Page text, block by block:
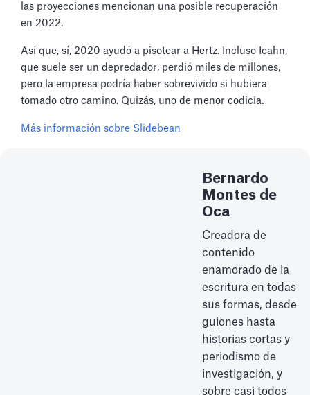
las proyecciones mencionan una posible recuperación
en 2022.
Así que, sí, 2020 ayudó a pisotear a Hertz. Incluso Icahn,
que suele ser un depredador, perdió miles de millones,
pero la empresa podría haber sobrevivido si hubiera
tomado otro camino. Quizás, uno de menor codicia.
Más información sobre Slidebean
Bernardo
Montes de
Oca
Creadora de
contenido
enamorado de la
escritura en todas
sus formas, desde
guiones hasta
historias cortas y
periodismo de
investigación, y
sobre casi todos